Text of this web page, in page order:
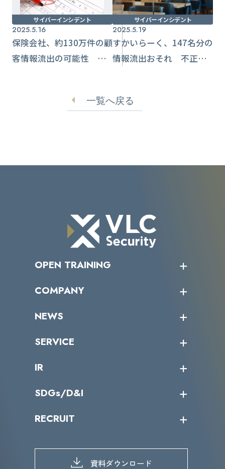
サイバーインシデント
2025.5.16
保険会社、約130万件の顧
客情報流出の可能性
サイバーインシデント
2025.5.19
すかいらーく、147名分の
情報流出おそれ 不正ア
一覧へ戻る
OPEN TRAINING
受講者の声
COMPANY
トップメッセージ
ミッション／ビジョン
パートナー企業一覧
NEWS
サイバーニュース
SERVICE
カテゴリー別サービス一覧
IR
IRカレンダー
IRライブラリー
よくあるご質問
SDGs/D&I
当グループのマテリアリティ
SDGs推進体制
D&Iの取り組み
RECRUIT
募集職種一覧
メッセージ
資料ダウンロード